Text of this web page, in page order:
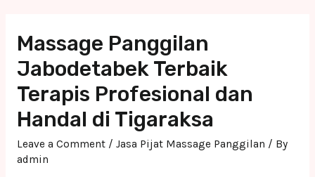
Massage Panggilan
Jabodetabek Terbaik
Terapis Profesional dan
Handal di Tigaraksa
Leave a Comment / Jasa Pijat Massage Panggilan / By
admin